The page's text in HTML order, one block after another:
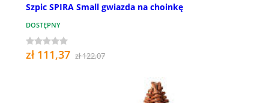
Szpic SPIRA Small gwiazda na choinkę
DOSTĘPNY
zł 111,37 zł 122,07